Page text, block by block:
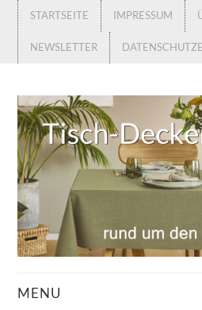
STARTSEITE IMPRESSUM
NEWSLETTER
MENU